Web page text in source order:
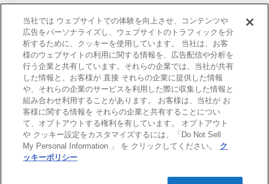
個人情報保護方針
COOKIE POLICY
当社では ウェブサイトでの体験を向上させ、コンテンツや
広告をパーソナライズし、ウェブサイトのトラフィックを分
析するために、クッキーを使用しています。 当社は、お客
様のウェブサイトの利用に関する情報を、広告配信や分析を
行う企業と共有しています。それらの企業では、当社が共有
した情報と、お客様が 直接 それらの企業に提供した情報
や、それらの企業のサービスを利用した際に収集した情報と
組み合わせ利用することがあります。 お客様は、当社が お
客様に関する情報を それらの企業と共有することについ
て、オプトアウトする権利を有しています。 オプトアウト
や クッキー設定をカスタマイズするには、「Do Not Sell
My Personal Information 」 を クリックしてください。
ク
ッキーポリシー